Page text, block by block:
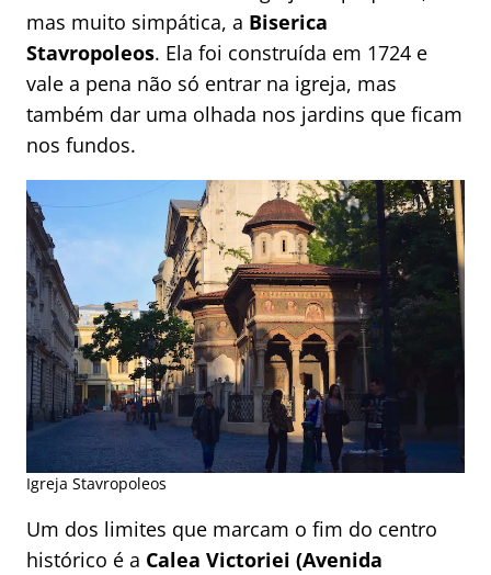
mas muito simpática, a Biserica
Stavropoleos. Ela foi construída em 1724 e
vale a pena não só entrar na igreja, mas
também dar uma olhada nos jardins que ficam
nos fundos.
Igreja Stavropoleos
Um dos limites que marcam o fim do centro
histórico é a Calea Victoriei (Avenida